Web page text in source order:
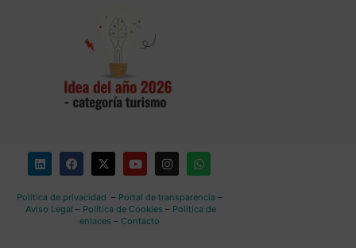
Política de privacidad – Portal de transparencia–
Aviso Legal – Política de Cookies – Política de
enlaces – Contacto